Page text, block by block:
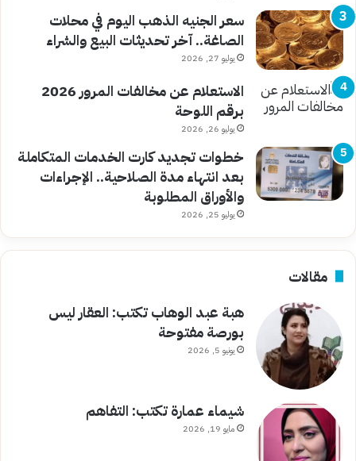
سعر الجنيه الذهب اليوم في محلات
الصاغة.. آخر تحديثات البيع والشراء
يوليو 27, 2026
الاستعلام عن مخالفات المرور 2026
برقم اللوحة
يوليو 26, 2026
خطوات تجديد كارت الخدمات المتكاملة
بعد انتهاء مدة الصلاحية.. الإجراءات
والأوراق المطلوبة
يوليو 25, 2026
مقالات
هبة عبد الوهاب تكتب: العقار ليس
بورصة مفتوحة
يونيو 5, 2026
شيماء عمارة تكتب: التفاهم
مايو 19, 2026